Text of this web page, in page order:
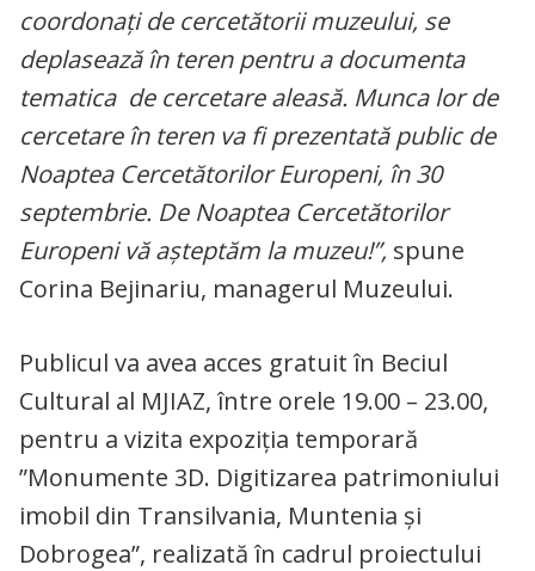
coordonați de cercetătorii muzeului, se
deplasează în teren pentru a documenta
tematica de cercetare aleasă. Munca lor de
cercetare în teren va fi prezentată public de
Noaptea Cercetătorilor Europeni, în 30
septembrie. De Noaptea Cercetătorilor
Europeni vă așteptăm la muzeu!”, spune
Corina Bejinariu, managerul Muzeului.
Publicul va avea acces gratuit în Beciul
Cultural al MJIAZ, între orele 19.00 – 23.00,
pentru a vizita expoziția temporară
”Monumente 3D. Digitizarea patrimoniului
imobil din Transilvania, Muntenia și
Dobrogea”, realizată în cadrul proiectului